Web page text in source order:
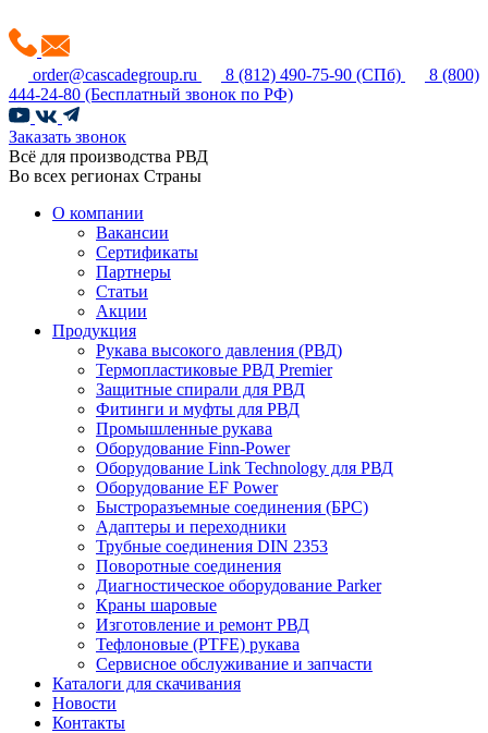
order@cascadegroup.ru 8 (812) 490-75-90 (СПб)
8 (800)
444-24-80 (Бесплатный звонок по РФ)
Заказать звонок
Всё для производства РВД
Во всех регионах Страны
О компании
Вакансии
Сертификаты
Партнеры
Статьи
Акции
Продукция
Рукава высокого давления (РВД)
Термопластиковые РВД Premier
Защитные спирали для РВД
Фитинги и муфты для РВД
Промышленные рукава
Оборудование Finn-Power
Оборудование Link Technology для РВД
Оборудование EF Power
Быстроразъемные соединения (БРС)
Адаптеры и переходники
Трубные соединения DIN 2353
Поворотные соединения
Диагностическое оборудование Parker
Краны шаровые
Изготовление и ремонт РВД
Тефлоновые (PTFE) рукава
Сервисное обслуживание и запчасти
Каталоги для скачивания
Новости
Контакты